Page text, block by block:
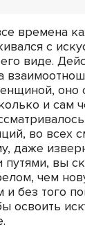
времена
с
виде.
оно
и сам
во всех
даже
вы
чем
и без того
освоить